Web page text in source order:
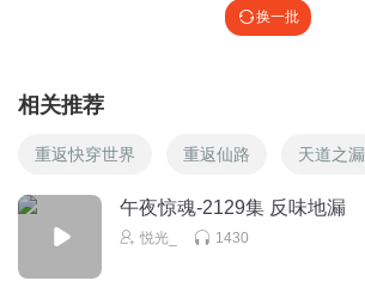
换一批
相关推荐
重返快穿世界 重返仙路 天道之漏
午夜惊魂-2129集 反味地漏
悦光_ 1430